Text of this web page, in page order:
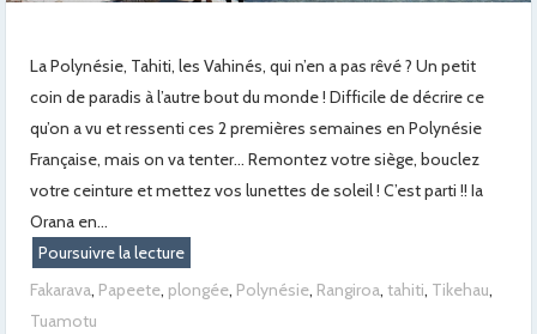
La Polynésie, Tahiti, les Vahinés, qui n’en a pas rêvé ? Un petit
coin de paradis à l’autre bout du monde ! Difficile de décrire ce
qu’on a vu et ressenti ces 2 premières semaines en Polynésie
Française, mais on va tenter… Remontez votre siège, bouclez
votre ceinture et mettez vos lunettes de soleil ! C’est parti !! Ia
Orana en...
Poursuivre la lecture
Fakarava, Papeete, plongée, Polynésie, Rangiroa, tahiti, Tikehau,
Tuamotu